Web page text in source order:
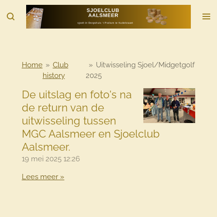
direct
Home » Club
history
» Uitwisseling Sjoel/Midgetgolf
2025
De uitslag en foto's na
de return van de
uitwisseling tussen
MGC Aalsmeer en Sjoelclub
Aalsmeer.
19 mei 2025 12:26
Lees meer »